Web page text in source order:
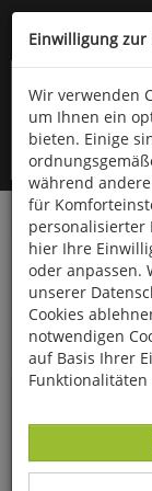
Kompletten
Startseite
Uppps...
Sie sind
haben zu
Einwilligung
Wir verwenden
um Ihnen ein
bieten. Einige
während
für
personalisierter
hier Ihre
oder anpassen.
unserer
Cookies
notwendigen
auf Basis Ihrer